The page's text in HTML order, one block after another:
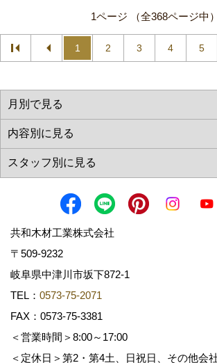
1ページ （全368ページ中）
1 2 3 4 5
共和木材工業株式会社
〒509-9232
岐阜県中津川市坂下872‐1
TEL： 0573-75-2071
FAX：0573-75-3381
＜営業時間＞8:00～17:00
＜定休日＞第2・第4土、日祝日、その他会